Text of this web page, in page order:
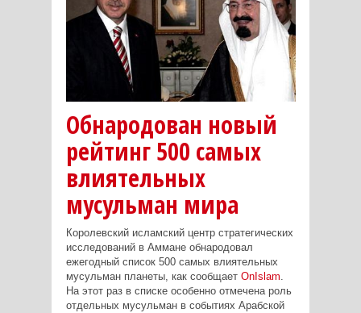
Обнародован новый
рейтинг 500 самых
влиятельных
мусульман мира
Королевский исламский центр стратегических
исследований в Аммане обнародовал
ежегодный список 500 самых влиятельных
мусульман планеты, как сообщает OnIslam.
На этот раз в списке особенно отмечена роль
отдельных мусульман в событиях Арабской